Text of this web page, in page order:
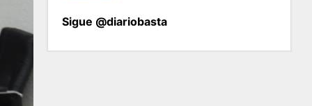
Sigue @diariobasta